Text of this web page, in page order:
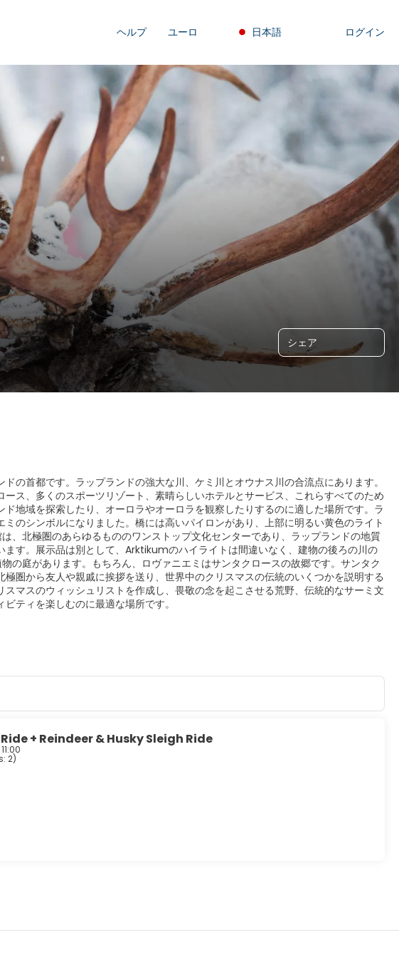
ヘルプ ユーロ 日本語 ログイン
シェア
の首都です。ラップランドの強大な川、ケミ川とオウナス川の合流点にあります。
ス、多くのスポーツリゾート、素晴らしいホテルとサービス、これらすべてのため
地域を探索したり、オーロラやオーロラを観察したりするのに適した場所です。ラ
のシンボルになりました。橋には高いパイロンがあり、上部に明るい黄色のライト
北極圏のあらゆるもののワンストップ文化センターであり、ラップランドの地質
す。展示品は別として、Arktikumのハイライトは間違いなく、建物の後ろの川の
庭があります。もちろん、ロヴァニエミはサンタクロースの故郷です。サンタク
圏から友人や親戚に挨拶を送り、世界中のクリスマスの伝統のいくつかを説明する
マスのウィッシュリストを作成し、畏敬の念を起こさせる荒野、伝統的なサーミ文
ティを楽しむのに最適な場所です。
+ Reindeer & Husky Sleigh Ride
11:00
2)